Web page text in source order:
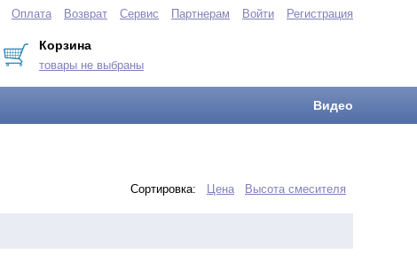
Корзина
товары не выбраны
Видео
Оплата Возврат Сервис Партнерам Войти Регистрация
Сортировка: Цена Высота смесителя